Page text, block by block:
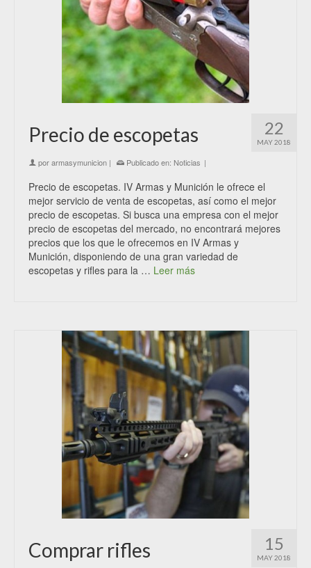
22
MAY 2018
Precio de escopetas
porarmasymunicion | Publicado en: Noticias |
Precio de escopetas. IV Armas y Munición le ofrece el
mejor servicio de venta de escopetas, así como el mejor
precio de escopetas. Si busca una empresa con el mejor
precio de escopetas del mercado, no encontrará mejores
precios que los que le ofrecemos en IV Armas y
Munición, disponiendo de una gran variedad de
escopetas y rifles para la … Leer más
15
MAY 2018
Comprar rifles